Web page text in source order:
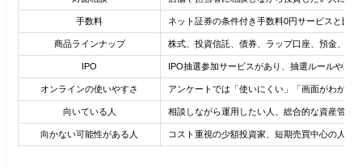
手数料 ネット証券の条件付き手数料0円サービスと比
商品ラインナップ 株式、投資信託、債券、ラップ口座、預金、保
IPO IPO抽選参加サービスがあり、抽選ルールや取
オンラインの使いやすさ アンケートでは「使いにくい」「画面がわかり
向いている人 相談しながら運用したい人、総合的な資産管理
向かない可能性がある人 コスト重視の少額投資家、短期売買中心の人、